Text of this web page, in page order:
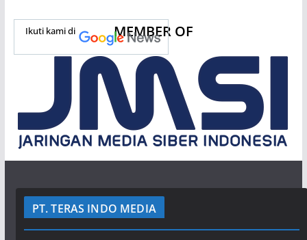
Ikuti kami di MEMBER OF
PT. TERAS INDO MEDIA